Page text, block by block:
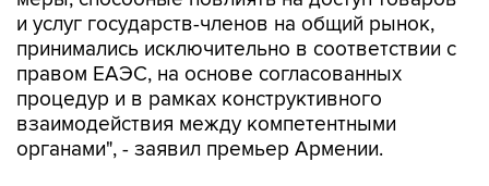
правом ЕАЭС, на основе согласованных
процедур и в рамках конструктивного
взаимодействия между компетентными
органами", - заявил премьер Армении.
Пашинян отметил, что игнорирование